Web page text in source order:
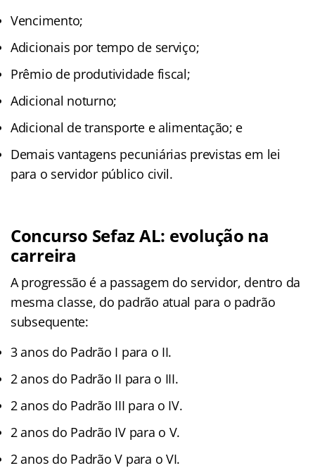
Vencimento;
Adicionais por tempo de serviço;
Prêmio de produtividade fiscal;
Adicional noturno;
Adicional de transporte e alimentação; e
Demais vantagens pecuniárias previstas em lei
para o servidor público civil.
Concurso Sefaz AL: evolução na
carreira
A progressão é a passagem do servidor, dentro da
mesma classe, do padrão atual para o padrão
subsequente:
3 anos do Padrão I para o II.
2 anos do Padrão II para o III.
2 anos do Padrão III para o IV.
2 anos do Padrão IV para o V.
2 anos do Padrão V para o VI.